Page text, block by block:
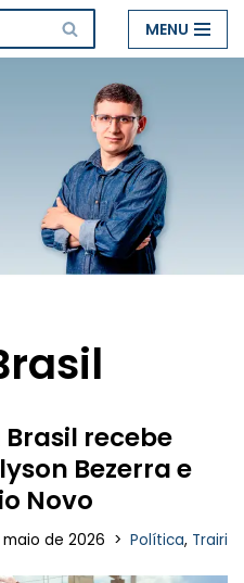
MENU
recebe
Bezerra e
Novo
de 2026 Política, Trairi